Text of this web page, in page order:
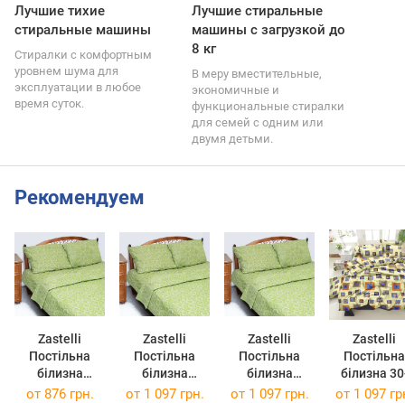
Лучшие тихие
стиральные машины
Стиралки с комфортным
уровнем шума для
эксплуатации в любое
время суток.
Лучшие стиральные
машины с загрузкой до
8 кг
В меру вместительные,
экономичные и
функциональные стиралки
для семей с одним или
двумя детьми.
Рекомендуем
Zastelli
Постільна
білизна
BUBBLE GREEN
Zastelli
Постільна
білизна
BUBBLE GREEN
Zastelli
Постільна
білизна
BUBBLE GREEN
Zastelli
Постільна
білизна 30-
0193 Light
от 876 грн. от 1 097 грн. от 1 097 грн. от 1 097